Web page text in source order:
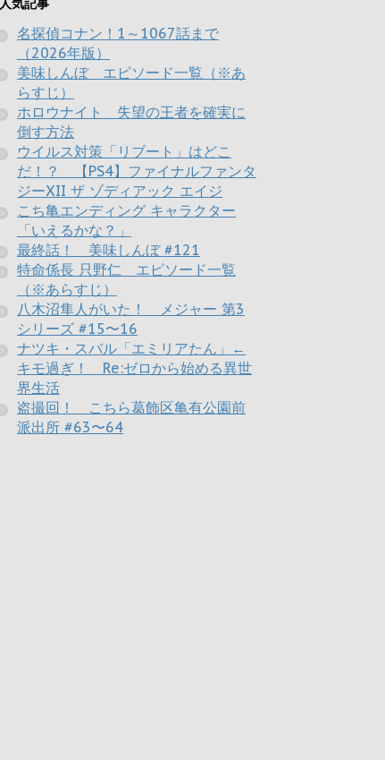
人気記事
名探偵コナン！1～1067話まで
（2026年版）
美味しんぼ エピソード一覧（※あ
らすじ）
ホロウナイト 失望の王者を確実に
倒す方法
ウイルス対策「リブート」はどこ
だ！？ 【PS4】ファイナルファンタ
ジーXII ザ ゾディアック エイジ
こち亀エンディング キャラクター
「いえるかな？」
最終話！ 美味しんぼ #121
特命係長 只野仁 エピソード一覧
（※あらすじ）
八木沼隼人がいた！ メジャー 第3
シリーズ #15〜16
ナツキ・スバル「エミリアたん」←
キモ過ぎ！ Re:ゼロから始める異世
界生活
盗撮回！ こちら葛飾区亀有公園前
派出所 #63〜64